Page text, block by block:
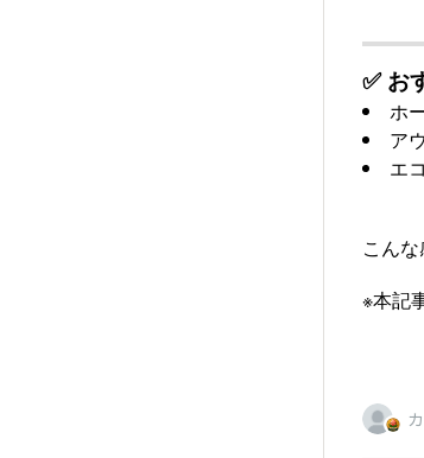
✅お
ホ
ア
エ
こん
※本記